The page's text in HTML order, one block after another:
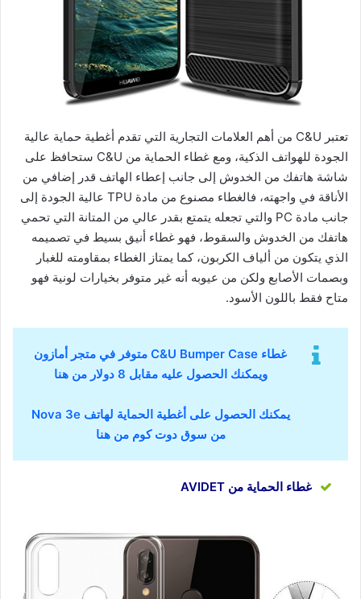
تعتبر C&U من أهم العلامات التجارية التي تقدم أغطية حماية عالية
الجودة للهواتف الذكية، ومع غطاء الحماية من C&U ستحافظ على
شاشة هاتفك من الخدوش إلى جانب إعطاء الهاتف قدر إضافي من
الأناقة في واجهته، فالغطاء مصنوع من مادة TPU عالية الجودة إلى
جانب مادة PC والتي تجعله يتمتع بقدر عالي من المتانة التي تحمي
هاتفك من الخدوش والسقوط، فهو غطاء أنيق بسيط في تصميمه
الذي يتكون من ألياف الكربون، كما يمتاز الغطاء بمقاومته للغبار
وبصمات الأصابع ولكن من عيوبه أنه غير متوفر بخيارات لونية فهو
متاح فقط باللون الأسود.
غطاء C&U Bumper Case متوفر في متجر أمازون
ويمكنك الحصول عليه مقابل 8 دولار من هنا
يمكنك الحصول على أغطية الحماية لهاتف Nova 3e
من سوق دوت كوم من هنا
غطاء الحماية من AVIDET